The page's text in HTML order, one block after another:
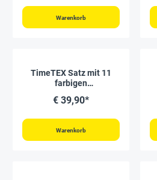
Warenkorb
TimeTEX Satz mit 11
farbigen
"Montessori Premium"
€ 39,90*
Warenkorb